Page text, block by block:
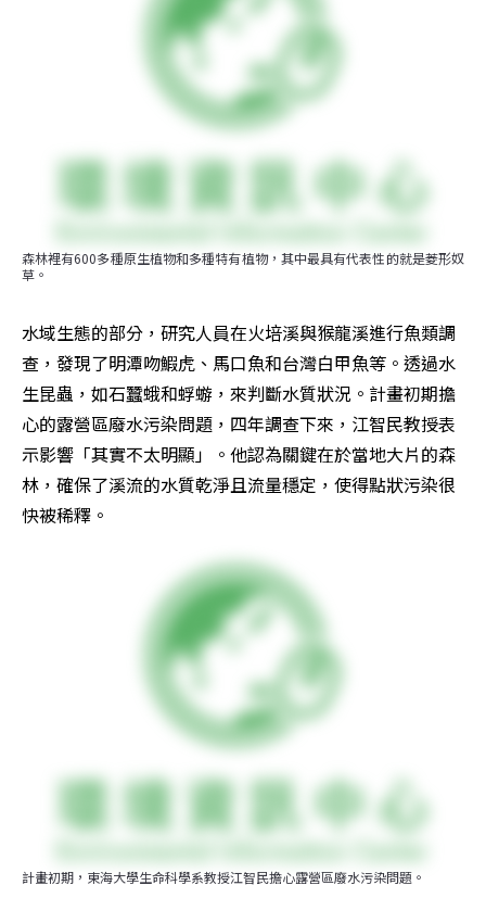
森林裡有600多種原生植物和多種特有植物，其中最具有代表性的就是菱形奴
草。
水域生態的部分，研究人員在火培溪與猴龍溪進行魚類調
查，發現了明潭吻鰕虎、馬口魚和台灣白甲魚等。透過水
生昆蟲，如石蠶蛾和蜉蝣，來判斷水質狀況。計畫初期擔
心的露營區廢水污染問題，四年調查下來，江智民教授表
示影響「其實不太明顯」。他認為關鍵在於當地大片的森
林，確保了溪流的水質乾淨且流量穩定，使得點狀污染很
快被稀釋。
計畫初期，東海大學生命科學系教授江智民擔心露營區廢水污染問題。